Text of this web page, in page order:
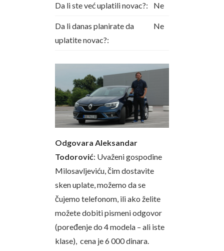
Da li ste već uplatili novac?: Ne
Da li danas planirate da
uplatite novac?:
Ne
Odgovara Aleksandar
Todorović: Uvaženi gospodine
Milosavljeviću, čim dostavite
sken uplate, možemo da se
čujemo telefonom, ili ako želite
možete dobiti pismeni odgovor
(poređenje do 4 modela – ali iste
klase), cena je 6 000 dinara.